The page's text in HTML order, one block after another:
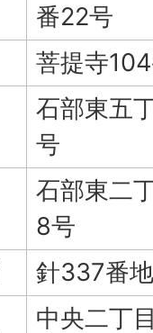
番22号
菩提寺
石部東五
号
石部東二
8号
針337番
中央二丁